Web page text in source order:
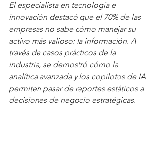
El especialista en tecnología e
innovación destacó que el 70% de las
empresas no sabe cómo manejar su
activo más valioso: la información. A
través de casos prácticos de la
industria, se demostró cómo la
analítica avanzada y los copilotos de IA
permiten pasar de reportes estáticos a
decisiones de negocio estratégicas.